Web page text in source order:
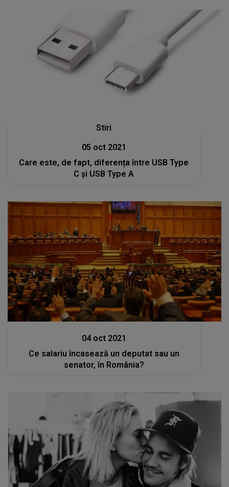
Stiri
05 oct 2021
Care este, de fapt, diferența între USB Type
C și USB Type A
Stiri
04 oct 2021
Ce salariu încasează un deputat sau un
senator, în România?